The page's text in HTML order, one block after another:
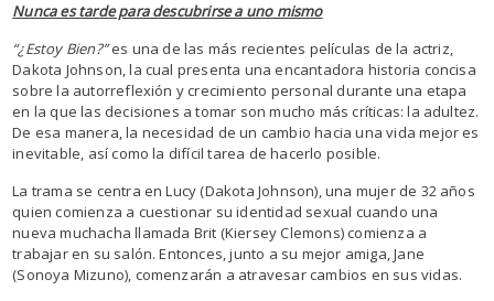
Nunca es tarde para descubrirse a uno mismo
“¿Estoy Bien?”es una de las más recientes películas de la actriz,
Dakota Johnson, la cual presenta una encantadora historia concisa
sobre la autorreflexión y crecimiento personal durante una etapa
en la que las decisiones a tomar son mucho más críticas: la adultez.
De esa manera, la necesidad de un cambio hacia una vida mejor es
inevitable, así como la difícil tarea de hacerlo posible.
La trama se centra en Lucy (Dakota Johnson), una mujer de 32 años
quien comienza a cuestionar su identidad sexual cuando una
nueva muchacha llamada Brit (Kiersey Clemons) comienza a
trabajar en su salón. Entonces, junto a su mejor amiga, Jane
(Sonoya Mizuno), comenzarán a atravesar cambios en sus vidas.